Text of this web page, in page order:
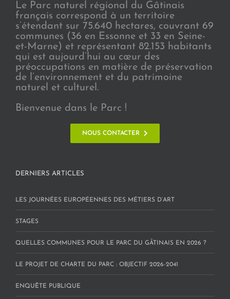
Le Parc naturel régional du Gâtinais
français correspond à un territoire
s’étendant sur 75.640 hectares, couvrant 69
communes (36 en Essonne et 33 en Seine-
et-Marne) et représentant 82.153 habitants
qui est aujourd’hui au cœur des
préoccupations en matière de préservation
de l’environnement et du patrimoine
naturel et culturel.
Bienvenue dans le Parc !
NOUS CONTACTER
DERNIERS ARTICLES
LES JOURNÉES EUROPÉENNES DES MÉTIERS D’ART
STAGES
QUELLES COMMUNES POUR LE PARC DU GÂTINAIS EN 2026 ?
LE PROJET DE CHARTE DU PARC : OBJECTIF 2026-2041
ENQUÊTE PUBLIQUE